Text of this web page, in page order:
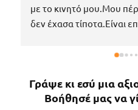
με το κινητό μου.Μου
δεν έχασα τίποτα.Είναι
να πάρω το κινητό μου
κάτι άλλο θα επιστρέψω
Γράψε κι εσύ μια
Βοήθησέ μας να